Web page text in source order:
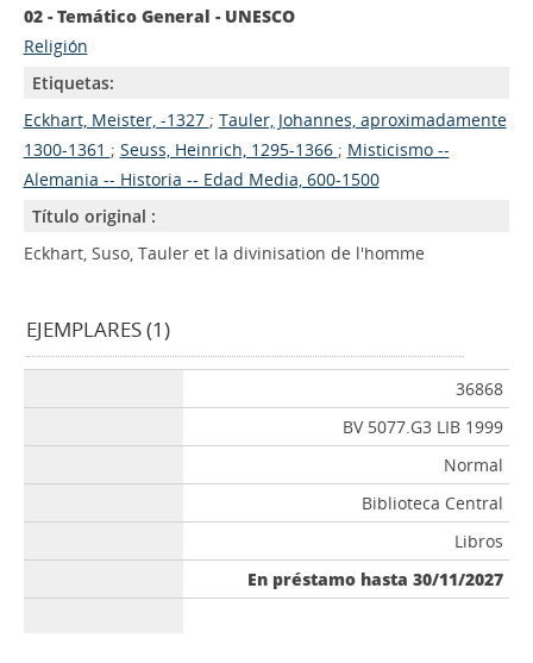
02 - Temático General - UNESCO
Religión
Etiquetas:
Eckhart, Meister, -1327 ; Tauler, Johannes, aproximadamente
1300-1361 ; Seuss, Heinrich, 1295-1366 ; Misticismo --
Alemania -- Historia -- Edad Media, 600-1500
Título original :
Eckhart, Suso, Tauler et la divinisation de l'homme
EJEMPLARES (1)
36868
BV 5077.G3 LIB 1999
Normal
Biblioteca Central
Libros
En préstamo hasta 30/11/2027